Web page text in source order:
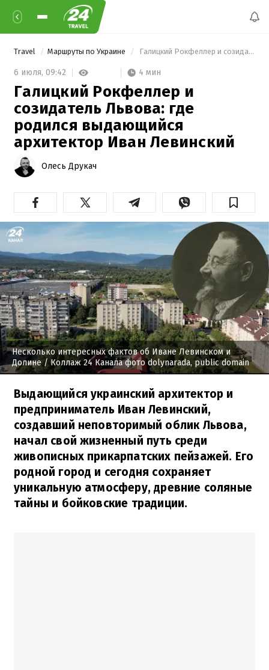
Travel Маршруты по Украине Галицкий Рокфеллер и созидатель Львова: где родился выдающийся архитектор Иван Левинский
6 июля, 09:42 4 мин
Галицкий Рокфеллер и
созидатель Львова: где
родился выдающийся
архитектор Иван Левинский
Олесь Друкач
Несколько интересных фактов об Иване Левинском и
Долине/ Коллаж 24 Канала фото dolynarada, public domain
Выдающийся украинский архитектор и
предприниматель Иван Левинский,
создавший неповторимый облик Львова,
начал свой жизненный путь среди
живописных прикарпатских пейзажей. Его
родной город и сегодня сохраняет
уникальную атмосферу, древние соляные
тайны и бойковские традиции.